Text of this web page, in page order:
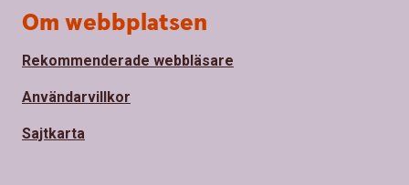
Om webbplatsen
Rekommenderade webbläsare
Användarvillkor
Sajtkarta